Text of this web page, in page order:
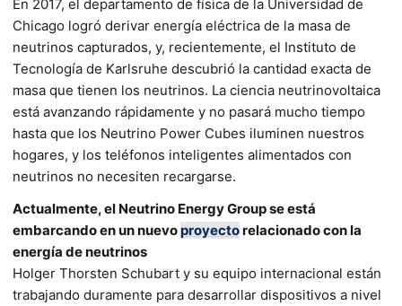
En 2017, el departamento de física de la Universidad de
Chicago logró derivar energía eléctrica de la masa de
neutrinos capturados, y, recientemente, el Instituto de
Tecnología de Karlsruhe descubrió la cantidad exacta de
masa que tienen los neutrinos. La ciencia neutrinovoltaica
está avanzando rápidamente y no pasará mucho tiempo
hasta que los Neutrino Power Cubes iluminen nuestros
hogares, y los teléfonos inteligentes alimentados con
neutrinos no necesiten recargarse.
Actualmente, el Neutrino Energy Group se está
embarcando en un nuevoproyectorelacionado con la
energía de neutrinos
Holger Thorsten Schubart y su equipo internacional están
trabajando duramente para desarrollar dispositivos a nivel